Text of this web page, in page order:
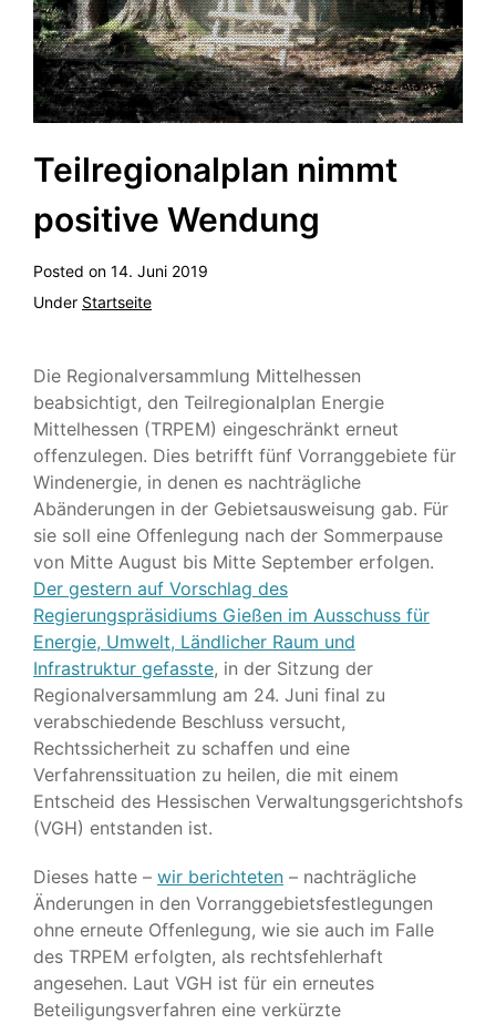
Teilregionalplan nimmt
positive Wendung
Posted on 14. Juni 2019
Under Startseite
Die Regionalversammlung Mittelhessen
beabsichtigt, den Teilregionalplan Energie
Mittelhessen (TRPEM) eingeschränkt erneut
offenzulegen. Dies betrifft fünf Vorranggebiete für
Windenergie, in denen es nachträgliche
Abänderungen in der Gebietsausweisung gab. Für
sie soll eine Offenlegung nach der Sommerpause
von Mitte August bis Mitte September erfolgen.
Der gestern auf Vorschlag des
Regierungspräsidiums Gießen im Ausschuss für
Energie, Umwelt, Ländlicher Raum und
Infrastruktur gefasste, in der Sitzung der
Regionalversammlung am 24. Juni final zu
verabschiedende Beschluss versucht,
Rechtssicherheit zu schaffen und eine
Verfahrenssituation zu heilen, die mit einem
Entscheid des Hessischen Verwaltungsgerichtshofs
(VGH) entstanden ist.
Dieses hatte – wir berichteten – nachträgliche
Änderungen in den Vorranggebietsfestlegungen
ohne erneute Offenlegung, wie sie auch im Falle
des TRPEM erfolgten, als rechtsfehlerhaft
angesehen. Laut VGH ist für ein erneutes
Beteiligungsverfahren eine verkürzte